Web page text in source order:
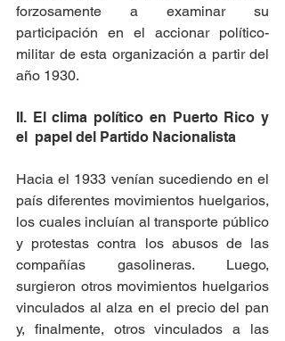
forzosamente a examinar su
participación en el accionar político-
militar de esta organización a partir del
año 1930.
II. El clima político en Puerto Rico y
el  papel del Partido Nacionalista
Hacia el 1933 venían sucediendo en el
país diferentes movimientos huelgarios,
los cuales incluían al transporte público
y protestas contra los abusos de las
compañías gasolineras. Luego,
surgieron otros movimientos huelgarios
vinculados al alza en el precio del pan
y, finalmente, otros vinculados a las